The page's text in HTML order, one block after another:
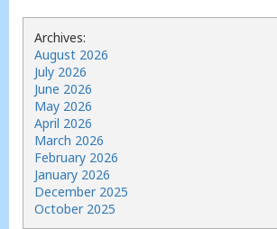
Archives:
August 2026
July 2026
June 2026
May 2026
April 2026
March 2026
February 2026
January 2026
December 2025
October 2025